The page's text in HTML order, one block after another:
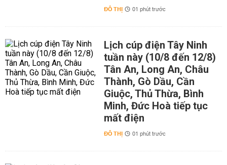
ĐÔ THỊ 01 phút trước
Lịch cúp điện Tây Ninh
tuần này (10/8 đến 12/8)
Tân An, Long An, Châu
Thành, Gò Dầu, Cần
Giuộc, Thủ Thừa, Bình
Minh, Đức Hoà tiếp tục
mất điện
ĐÔ THỊ 01 phút trước